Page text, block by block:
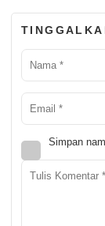
Simpan